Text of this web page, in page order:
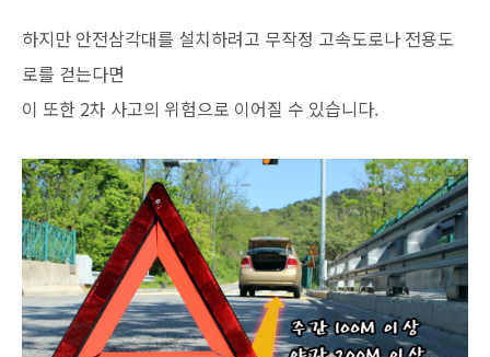
하지만 안전삼각대를 설치하려고 무작정 고속도로나 전용도
로를 걷는다면
이 또한 2차 사고의 위험으로 이어질 수 있습니다.